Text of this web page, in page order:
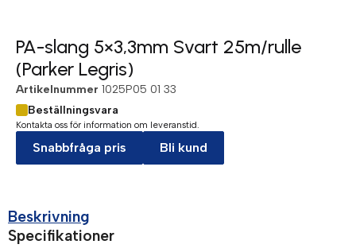
PA-slang 5×3,3mm Svart 25m/rulle
(Parker Legris)
Artikelnummer 1025P05 01 33
Beställningsvara
Kontakta oss för information om leveranstid.
Snabbfråga pris Bli kund
Beskrivning
Specifikationer